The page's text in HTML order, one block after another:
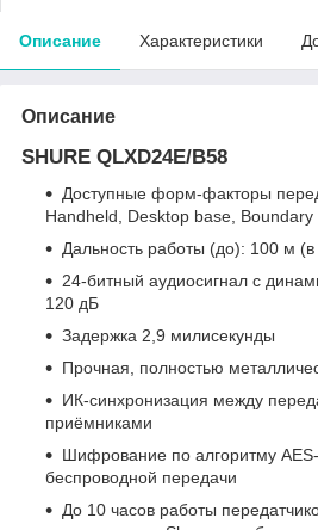
Описание Характеристики
Описание
SHURE QLXD24E/B58
Доступные форм-факторы
Handheld, Desktop base, Boundary
Дальность работы (до): 100 м
24-битный аудиосигнал с
120 дБ
Задержка 2,9 милисекунды
Прочная, полностью
ИК-синхронизация между
приёмниками
Шифрование по алгоритму
беспроводной передачи
До 10 часов работы